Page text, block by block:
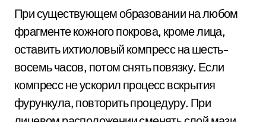
При существующем образовании на любом
фрагменте кожного покрова, кроме лица,
оставить ихтиоловый компресс на шесть-
восемь часов, потом снять повязку. Если
компресс не ускорил процесс вскрытия
фурункула, повторить процедуру. При